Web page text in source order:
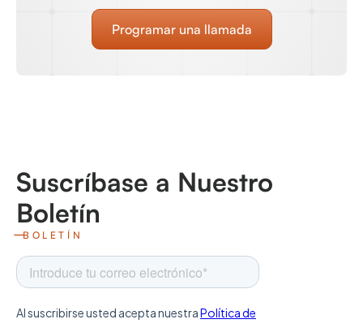
Programar una llamada
Suscríbase a Nuestro
Boletín
BOLETÍN